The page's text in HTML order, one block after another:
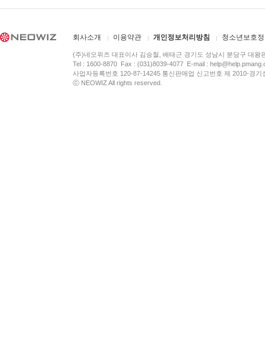
회사소개 이용약관 개인정보처리방침 청소년보호
(주)네오위즈 대표이사 김승철, 배태근 경기도 성남시 분당구 대왕
Tel : 1600-8870 Fax : (031)8039-4077 E-mail :
사업자등록번호 120-87-14245 통신판매업 신고번호 제 2010-경
ⓒ NEOWIZ All rights reserved.